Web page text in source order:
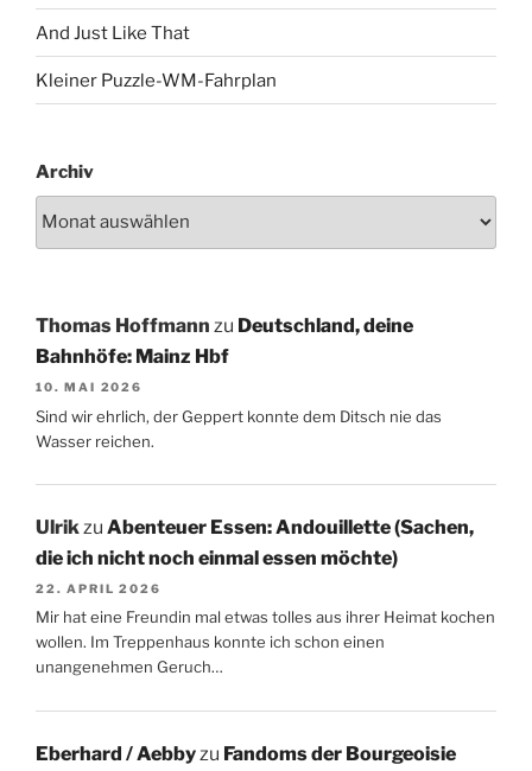
And Just Like That
Kleiner Puzzle-WM-Fahrplan
Archiv
Thomas Hoffmann zu Deutschland, deine
Bahnhöfe: Mainz Hbf
10. MAI 2026
Sind wir ehrlich, der Geppert konnte dem Ditsch nie das
Wasser reichen.
Ulrikzu Abenteuer Essen: Andouillette (Sachen,
die ich nicht noch einmal essen möchte)
22. APRIL 2026
Mir hat eine Freundin mal etwas tolles aus ihrer Heimat kochen
wollen. Im Treppenhaus konnte ich schon einen
unangenehmen Geruch…
Eberhard / Aebby zu Fandoms der Bourgeoisie